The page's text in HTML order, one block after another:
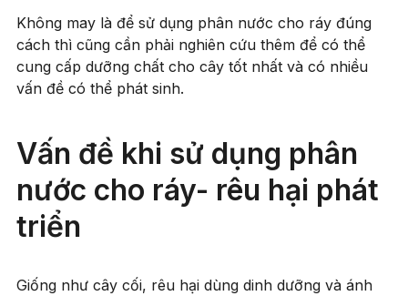
Không may là để sử dụng phân nước cho ráy đúng
cách thì cũng cần phải nghiên cứu thêm để có thể
cung cấp dưỡng chất cho cây tốt nhất và có nhiều
vấn đề có thể phát sinh.
Vấn đề khi sử dụng phân
nước cho ráy- rêu hại phát
triển
Giống như cây cối, rêu hại dùng dinh dưỡng và ánh